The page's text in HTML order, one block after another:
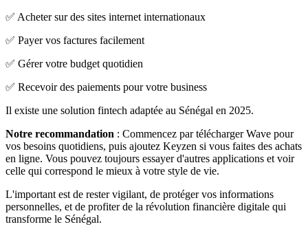
✅ Acheter sur des sites internet internationaux
✅ Payer vos factures facilement
✅ Gérer votre budget quotidien
✅ Recevoir des paiements pour votre business
Il existe une solution fintech adaptée au Sénégal en 2025.
Notre recommandation : Commencez par télécharger Wave pour
vos besoins quotidiens, puis ajoutez Keyzen si vous faites des achats
en ligne. Vous pouvez toujours essayer d'autres applications et voir
celle qui correspond le mieux à votre style de vie.
L'important est de rester vigilant, de protéger vos informations
personnelles, et de profiter de la révolution financière digitale qui
transforme le Sénégal.